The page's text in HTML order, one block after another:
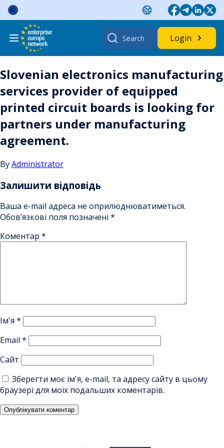
Skip
content
Search
for:
Login
Slovenian electronics manufacturing
services provider of equipped
printed circuit boards is looking for
partners under manufacturing
agreement.
ByAdministrator
Залишити відповідь
Ваша e-mail адреса не оприлюднюватиметься.
Обов’язкові поля позначені *
Коментар *
Ім'я *
Email *
Сайт
Зберегти моє ім'я, e-mail, та адресу сайту в цьому
браузері для моїх подальших коментарів.